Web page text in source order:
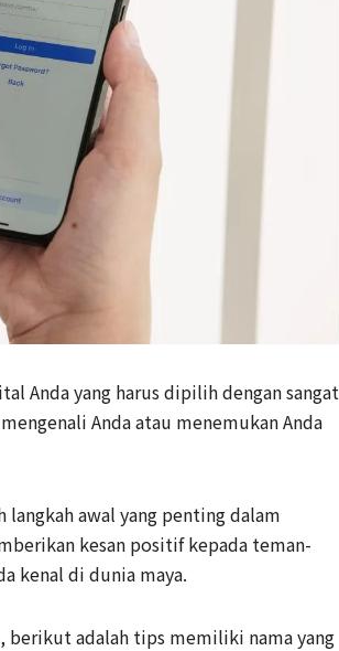
Anda yang harus dipilih dengan sangat
Anda atau menemukan Anda
awal yang penting dalam
kesan positif kepada teman-
kenal di dunia maya.
berikut adalah tips memiliki nama yang